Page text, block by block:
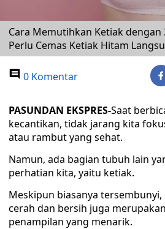
Cara Memutihkan Ketiak dengan
Perlu Cemas Ketiak Hitam
0 Komentar
PASUNDAN EKSPRES-Saat
kecantikan, tidak jarang kita
atau rambut yang sehat.
Namun, ada bagian tubuh lain
perhatian kita, yaitu ketiak.
Meskipun biasanya
cerah dan bersih juga
penampilan yang menarik.